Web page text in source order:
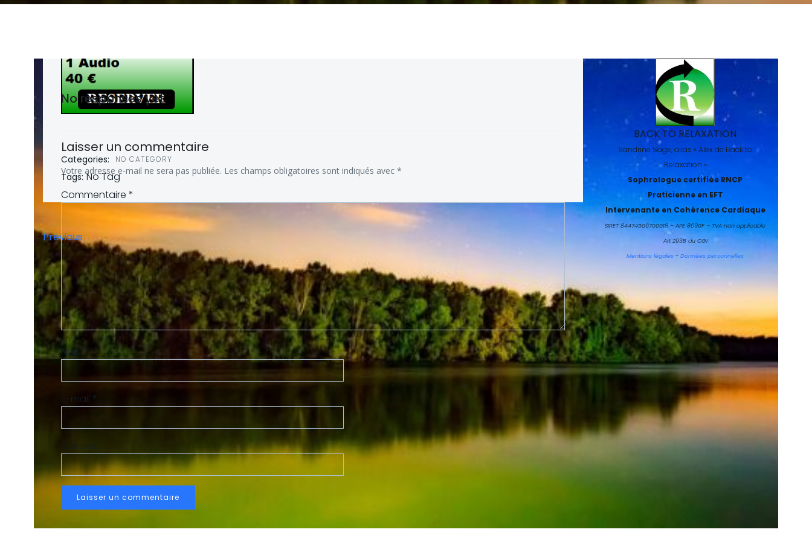
Categories: NO CATEGORY
Tags: No Tag
Post
navigation
Previous
No responses yet
Laisser un commentaire
Votre adresse e-mail ne sera pas publiée. Les champs obligatoires sont indiqués avec *
Commentaire *
Nom *
E-mail *
Site web
BACK TO RELAXATION
Sandrine Sage, alias « Alex de Back to
Relaxation »
Sophrologue certifiée RNCP
Praticienne en EFT
Intervenante en Cohérence Cardiaque
SIRET 84474506700018 – APE 8690F – TVA non applicable
Art 293B du CGI
Mentions légales - Données personnelles